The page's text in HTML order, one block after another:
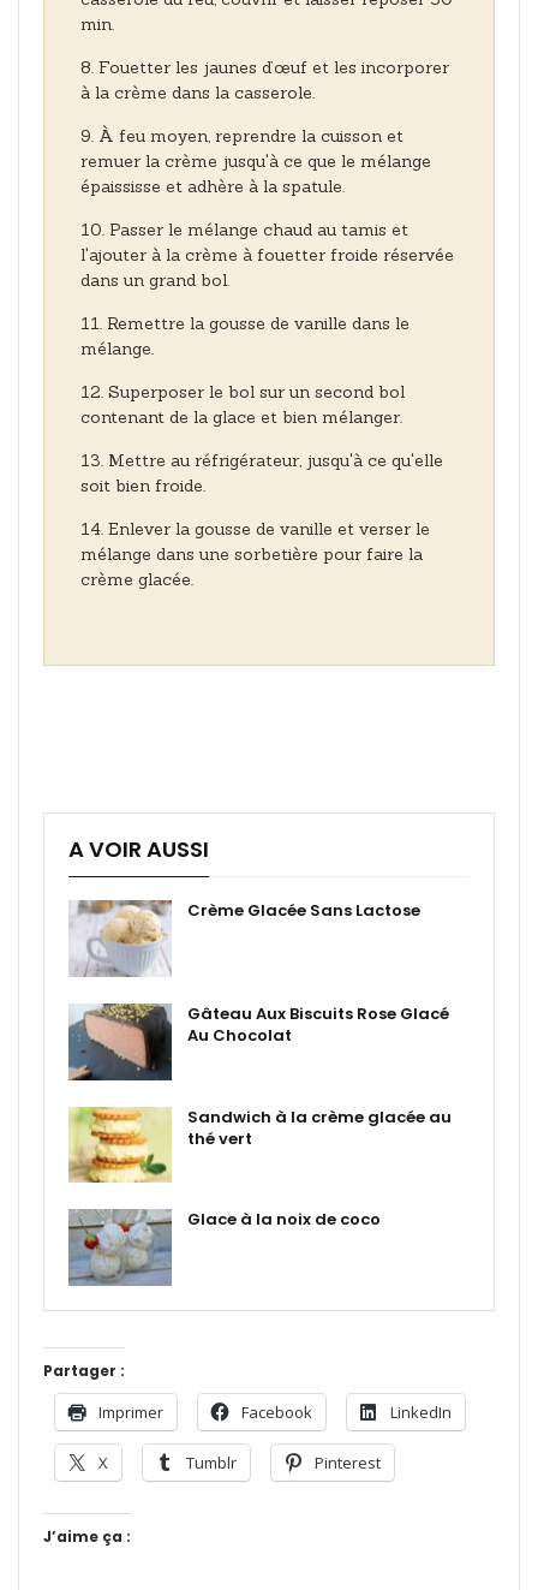
min.
Fouetter les jaunes d’œuf et les incorporer
à la crème dans la casserole.
À feu moyen, reprendre la cuisson et
remuer la crème jusqu'à ce que le mélange
épaississe et adhère à la spatule.
Passer le mélange chaud au tamis et
l'ajouter à la crème à fouetter froide réservée
dans un grand bol.
Remettre la gousse de vanille dans le
mélange.
Superposer le bol sur un second bol
contenant de la glace et bien mélanger.
Mettre au réfrigérateur, jusqu'à ce qu'elle
soit bien froide.
Enlever la gousse de vanille et verser le
mélange dans une sorbetière pour faire la
crème glacée.
A VOIR AUSSI
Crème Glacée Sans Lactose
Gâteau Aux Biscuits Rose Glacé
Au Chocolat
Sandwich à la crème glacée au
thé vert
Glace à la noix de coco
Partager :
Imprimer Facebook LinkedIn
X Tumblr Pinterest
J’aime ça :